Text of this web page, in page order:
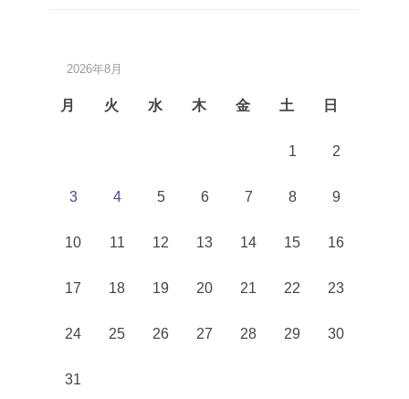
2026年8月
月 火 水 木 金 土 日
1 2
3 4 5 6 7 8 9
10 11 12 13 14 15 16
17 18 19 20 21 22 23
24 25 26 27 28 29 30
31